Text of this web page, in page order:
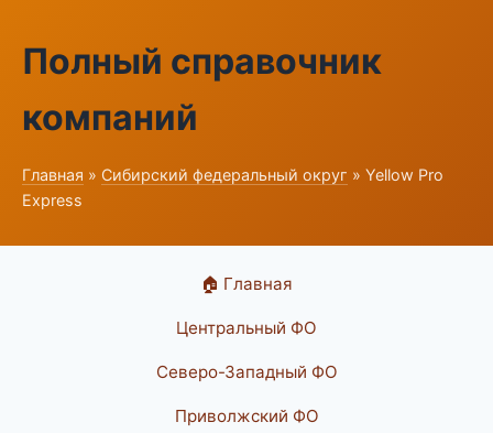
Полный справочник
компаний
Главная » Сибирский федеральный округ » Yellow Pro
Express
🏠 Главная
Центральный ФО
Северо-Западный ФО
Приволжский ФО